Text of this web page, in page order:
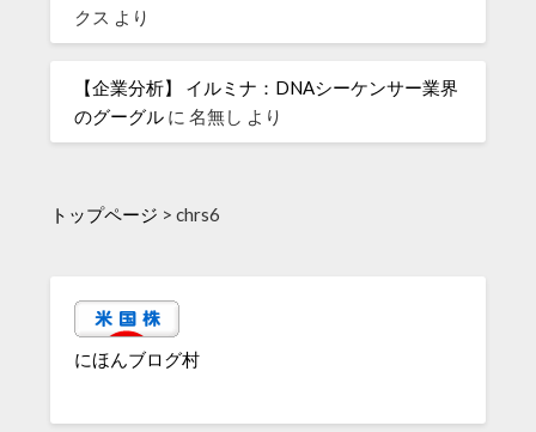
クス より
【企業分析】 イルミナ：DNAシーケンサー業界
のグーグル に名無し より
トップページ >chrs6
にほんブログ村